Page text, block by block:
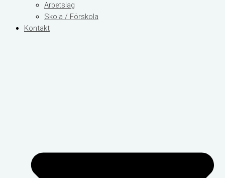
Arbetslag
Skola / Förskola
Kontakt